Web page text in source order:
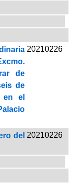
de
de
el
20210226
del 20210226